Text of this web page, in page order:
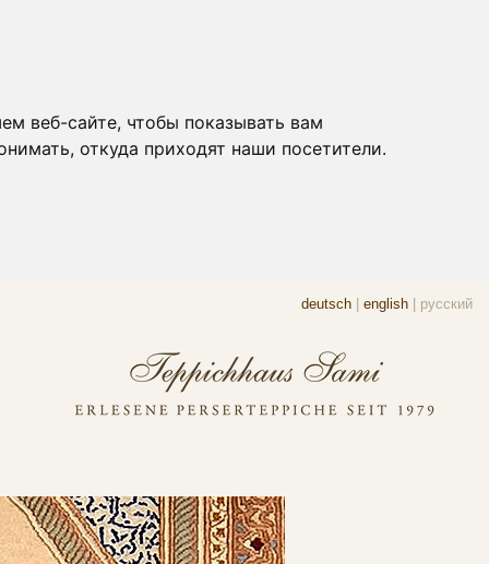
веб-сайте, чтобы показывать вам
откуда приходят наши посетители.
deutsch english русский